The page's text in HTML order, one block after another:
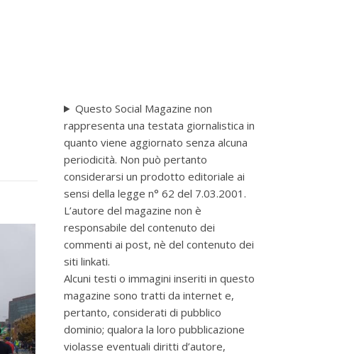
Questo Social Magazine non
rappresenta una testata giornalistica in
quanto viene aggiornato senza alcuna
periodicità. Non può pertanto
considerarsi un prodotto editoriale ai
sensi della legge n° 62 del 7.03.2001.
L’autore del magazine non è
responsabile del contenuto dei
commenti ai post, nè del contenuto dei
siti linkati.
Alcuni testi o immagini inseriti in questo
magazine sono tratti da internet e,
pertanto, considerati di pubblico
dominio; qualora la loro pubblicazione
violasse eventuali diritti d’autore,